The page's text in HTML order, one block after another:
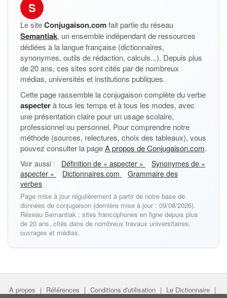
S
Le siteConjugaison.comfait partie du réseau
Semantiak, un ensemble indépendant de ressources
dédiées à la langue française (dictionnaires,
synonymes, outils de rédaction, calculs...). Depuis plus
de 20 ans, ces sites sont cités par de nombreux
médias, universités et institutions publiques.
Cette page rassemble la conjugaison complète du verbe
aspecterà tous les temps et à tous les modes, avec
une présentation claire pour un usage scolaire,
professionnel ou personnel. Pour comprendre notre
méthode (sources, relectures, choix des tableaux), vous
pouvez consulter la pageA propos de Conjugaison.com.
Voir aussi : Définition de « aspecter »
Synonymes de «
aspecter »
Dictionnaires.com
Grammaire des
verbes
Page mise à jour régulièrement à partir de notre base de
données de conjugaison (dernière mise à jour : 09/08/2026).
Réseau Semantiak : sites francophones en ligne depuis plus
de 20 ans, cités dans de nombreux travaux universitaires,
ouvrages et médias.
A propos | Références | Conditions d'utilisation | Le Dictionnaire |